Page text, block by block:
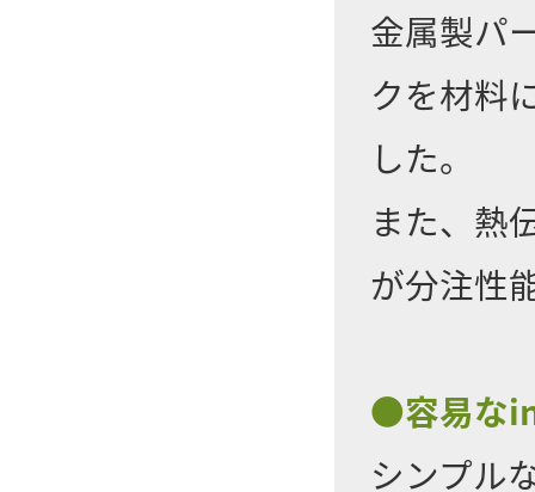
金属製パ
クを材料
した。
また、熱
が分注性
●容易な
シンプル